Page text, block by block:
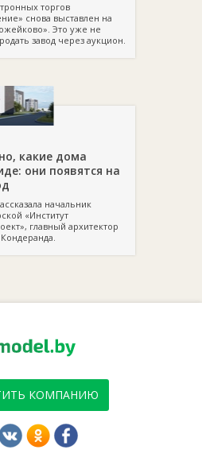
торгов
снова выставлен на
Это уже не
завод через аукцион.
какие дома
они появятся на
начальник
«Институт
главный архитектор
КОМПАНИЮ